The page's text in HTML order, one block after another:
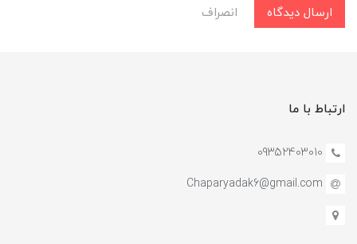
ارسال دیدگاه انصراف
ارتباط با ما
09352403010
Chaparyadak6@gmail.com